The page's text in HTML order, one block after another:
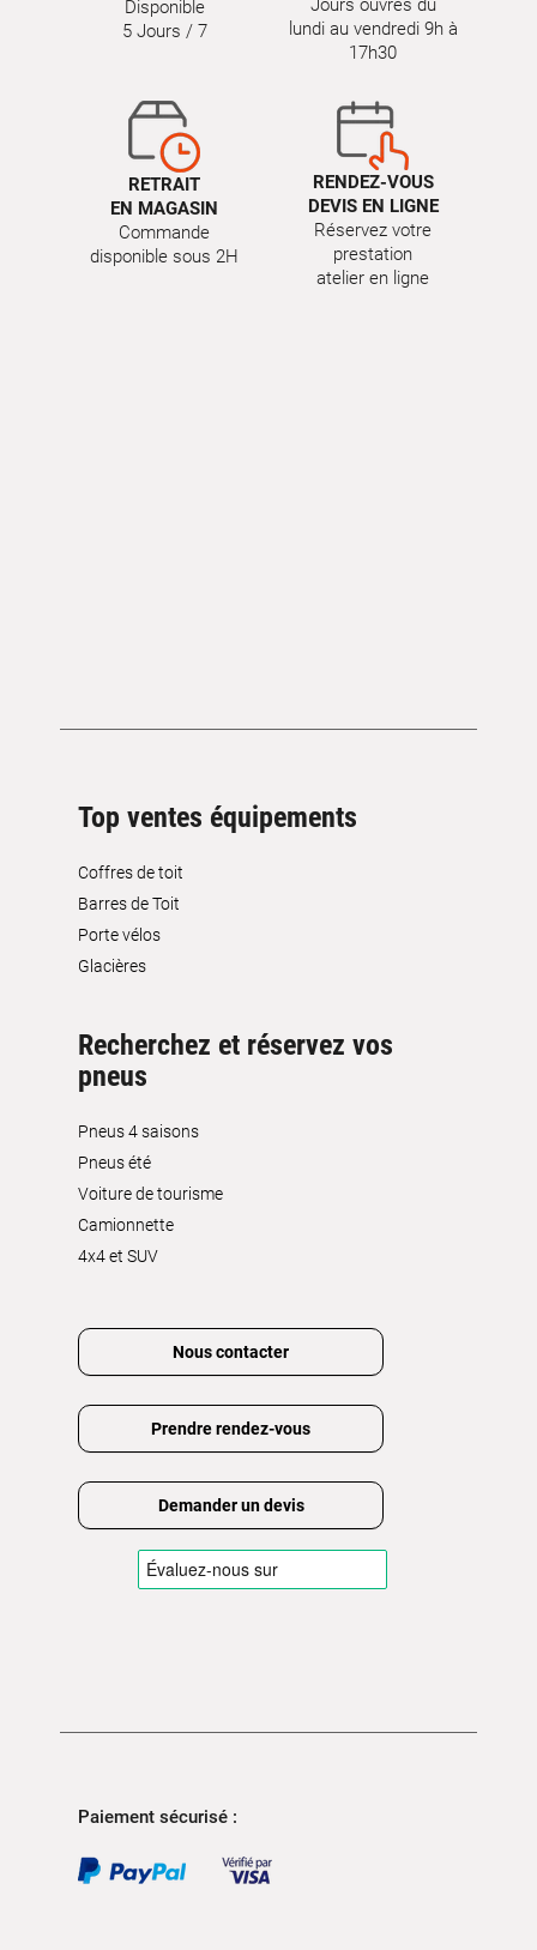
Disponible
5 Jours / 7
Jours ouvrés du
lundi au vendredi 9h à
17h30
RETRAIT
EN MAGASIN
Commande
disponible sous 2H
RENDEZ-VOUS
DEVIS EN LIGNE
Réservez votre
prestation
atelier en ligne
Top ventes équipements
Coffres de toit
Barres de Toit
Porte vélos
Glacières
Recherchez et réservez vos
pneus
Pneus 4 saisons
Pneus été
Voiture de tourisme
Camionnette
4x4 et SUV
Nous contacter
Prendre rendez-vous
Demander un devis
Paiement sécurisé :